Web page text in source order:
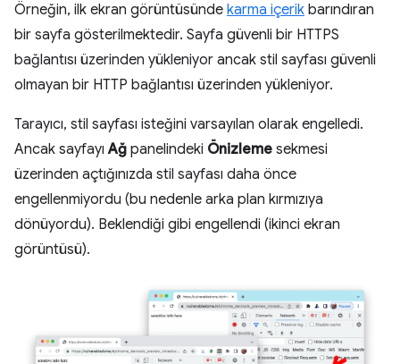
Örneğin, ilk ekran görüntüsünde karma içerik barındıran
bir sayfa gösterilmektedir. Sayfa güvenli bir HTTPS
bağlantısı üzerinden yükleniyor ancak stil sayfası güvenli
olmayan bir HTTP bağlantısı üzerinden yükleniyor.
Tarayıcı, stil sayfası isteğini varsayılan olarak engelledi.
Ancak sayfayıAğ panelindeki Önizleme sekmesi
üzerinden açtığınızda stil sayfası daha önce
engellenmiyordu (bu nedenle arka plan kırmızıya
dönüyordu). Beklendiği gibi engellendi (ikinci ekran
görüntüsü).